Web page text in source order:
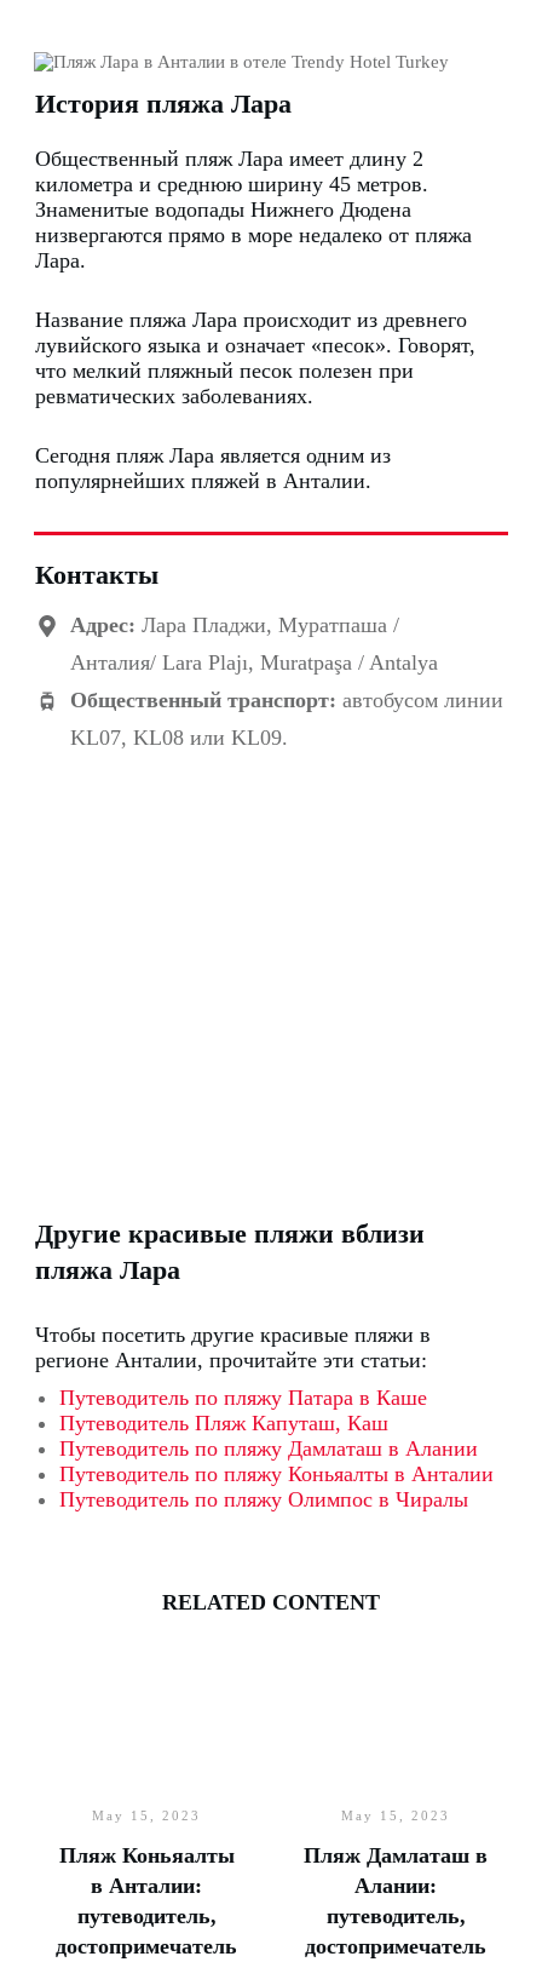
История пляжа Лара
Общественный пляж Лара имеет длину 2
километра и среднюю ширину 45 метров.
Знаменитые водопады Нижнего Дюдена
низвергаются прямо в море недалеко от пляжа
Лара.
Название пляжа Лара происходит из древнего
лувийского языка и означает «песок». Говорят,
что мелкий пляжный песок полезен при
ревматических заболеваниях.
Сегодня пляж Лара является одним из
популярнейших пляжей в Анталии.
Контакты
Адрес: Лара Пладжи, Муратпаша /
Анталия/ Lara Plajı, Muratpaşa / Antalya
Общественный транспорт: автобусом линии
KL07, KL08 или KL09.
Другие красивые пляжи вблизи
пляжа Лара
Чтобы посетить другие красивые пляжи в
регионе Анталии, прочитайте эти статьи:
Путеводитель по пляжу Патара в Каше
Путеводитель Пляж Капуташ, Каш
Путеводитель по пляжу Дамлаташ в Алании
Путеводитель по пляжу Коньяалты в Анталии
Путеводитель по пляжу Олимпос в Чиралы
RELATED CONTENT
May 15, 2023
Пляж Коньяалты
в Анталии:
путеводитель,
достопримечатель
May 15, 2023
Пляж Дамлаташ в
Алании:
путеводитель,
достопримечатель